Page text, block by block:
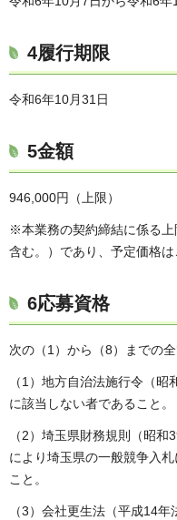
4履行期限
令和6年10月31日
5金額
946,000円（上限）
※本業務の契約締結に係る
含む。）であり、予定価格は
6応募資格
次の（1）から（8）までの全
（1）地方自治法施行令（
に該当しない者であること。
（2）埼玉県財務規則（昭
により埼玉県の一般競争入
こと。
（3）会社更生法（平成14